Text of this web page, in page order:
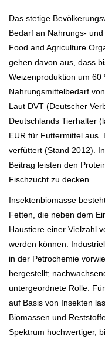
Das stetige
Bedarf an Nahrungs-
Food and Agriculture
gehen davon aus, dass
Weizenproduktion um 60
Nahrungsmittelbedarf
Laut DVT (Deutscher
Deutschlands Tierhalter
EUR für Futtermittel aus.
verfüttert (Stand 2012).
Beitrag leisten den
Fischzucht zu decken.
Insektenbiomasse
Fetten, die neben dem
Haustiere einer Vielzahl
werden können.
in der Petrochemie
hergestellt;
untergeordnete Rolle.
auf Basis von Insekten
Biomassen und
Spektrum hochwertiger,